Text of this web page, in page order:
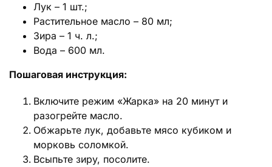
Лук – 1 шт.;
Растительное масло – 80 мл;
Зира – 1 ч. л.;
Вода – 600 мл.
Пошаговая инструкция:
Включите режим «Жарка» на 20 минут и
разогрейте масло.
Обжарьте лук, добавьте мясо кубиком и
морковь соломкой.
Всыпьте зиру, посолите.